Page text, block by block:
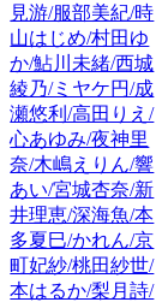
見游/服部美紀/時
山はじめ/村田ゆ
か/鮎川未緒/西城
綾乃/ミヤケ円/成
瀬悠利/高田りえ/
心あゆみ/夜神里
奈/木嶋えりん/響
あい/宮城杏奈/新
井理恵/深海魚/本
多夏巳/かれん/京
町妃紗/桃田紗世/
本はるか/梨月詩/